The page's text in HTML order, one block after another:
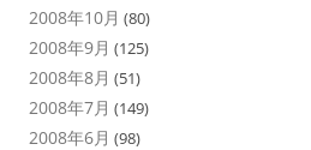
2008年10月 (80)
2008年9月 (125)
2008年8月 (51)
2008年7月 (149)
2008年6月 (98)